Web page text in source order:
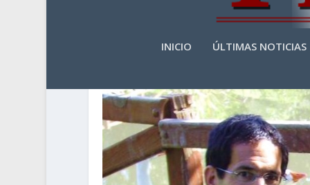
INICIO ÚLTIMAS NOTICIAS
AUTOR:ROBERTO